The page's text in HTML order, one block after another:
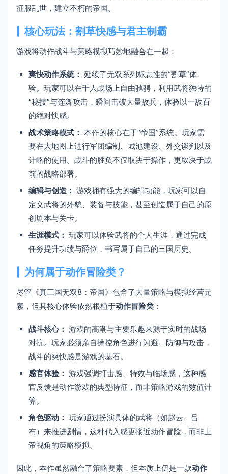
征服乱世，建立不朽的帝国。
核心玩法：割草快感与君主制霸
游戏将动作战斗与策略模拟巧妙地融合在一起：
爽快动作系统： 延续了无双系列标志性的“割草”体
验。玩家可以在千人战场上自由驰骋，利用武将独特的
“秘技”与连舞攻击，瞬间击破大量敌兵，体验以一敌百
的绝对快感。
战术策略模式： 本作的核心在于“帝国”系统。玩家需
要在大地图上进行军团编制、城池建设、外交谈判以及
计略的使用。战斗的胜负不仅取决于操作，更取决于战
前的战略部署。
编辑与创造： 游戏拥有强大的编辑功能，玩家可以自
定义武将的外貌、装备与技能，甚至创造属于自己的原
创剧本与关卡。
生涯模式： 玩家可以体验武将的个人生涯，通过完成
任务提升功绩与爵位，书写属于自己的三国历史。
为何属于动作冒险类？
尽管《真三国无双8：帝国》包含了大量策略与模拟经营元
素，但其核心体验依然根植于动作冒险类 ：
战斗核心： 游戏的高潮与主要乐趣来源于实时的战场
对抗。玩家必须亲自操控角色进行闪避、防御与攻击，
战斗的爽快感是游戏的基石。
感官体验： 游戏强调打击感、特效与临场感，这种感
官反馈是动作游戏的典型特征，而非策略游戏的数值计
算。
角色驱动： 玩家通过扮演具体的武将（如赵云、吕
布）来推进剧情，这种代入感更接近动作冒险，而非上
帝视角的策略模拟。
因此，本作虽然融合了策略要素，但本质上仍是一款动作